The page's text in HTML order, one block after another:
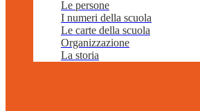
Le persone
I numeri della scuola
Le carte della scuola
Organizzazione
La storia